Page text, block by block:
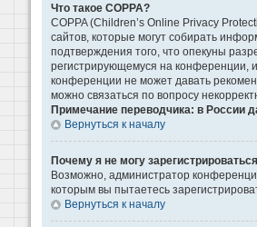
Что такое COPPA?
COPPA (Children’s Online Privacy
сайтов, которые могут собирать
подтверждения того, что опекуны
регистрирующемуся на конференции,
конференции не может давать
можно связаться по вопросу
Примечание переводчика: в России
Вернуться к началу
Почему я не могу
Возможно, администратор
которым вы пытаетесь
Вернуться к началу